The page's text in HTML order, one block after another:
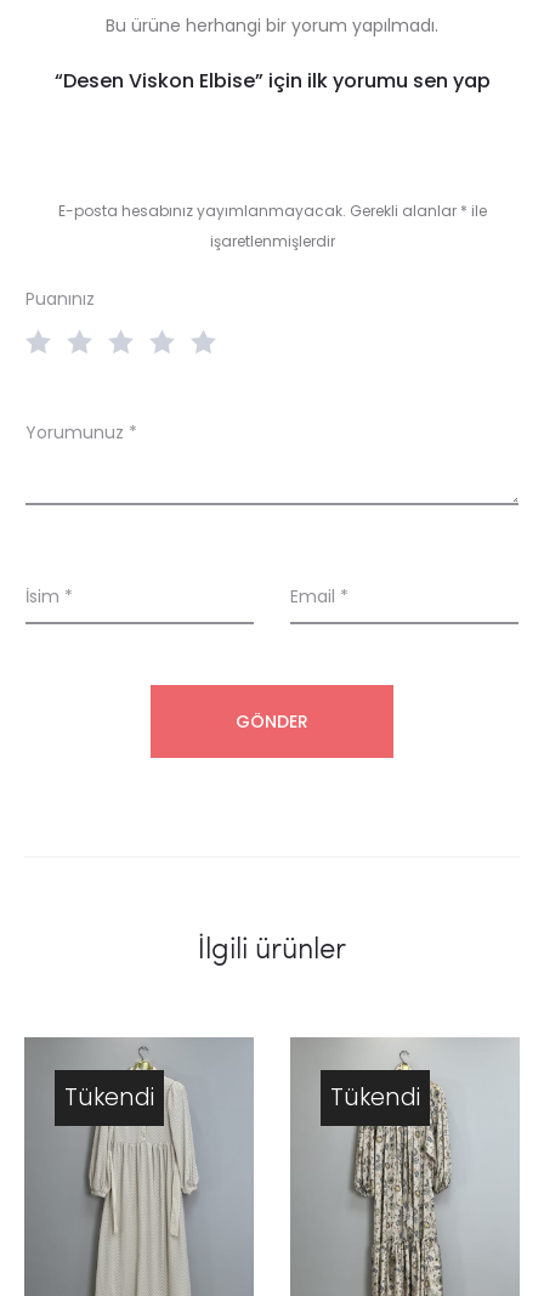
w
s
Bu ürüne herhangi bir yorum yapılmadı.
“Desen Viskon Elbise” için ilk yorumu sen yap
E-posta hesabınız yayımlanmayacak. Gerekli alanlar * ile
işaretlenmişlerdir
Puanınız
Yorumunuz *
İsim * Email *
İlgili ürünler
Tükendi Tükendi